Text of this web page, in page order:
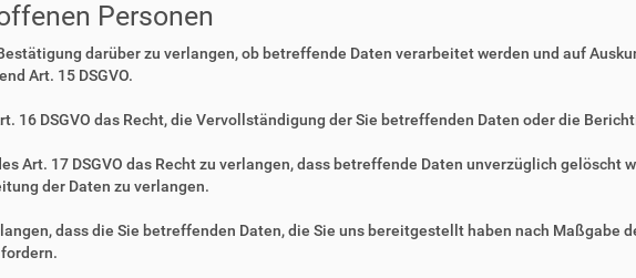
Personen
darüber zu verlangen, ob betreffende Daten verarbeitet werden und auf
Art. 15 DSGVO.
16 DSGVO das Recht, die Vervollständigung der Sie betreffenden Daten oder die
Art. 17 DSGVO das Recht zu verlangen, dass betreffende Daten unverzüglich gelöscht
der Daten zu verlangen.
dass die Sie betreffenden Daten, die Sie uns bereitgestellt haben nach Maßgabe